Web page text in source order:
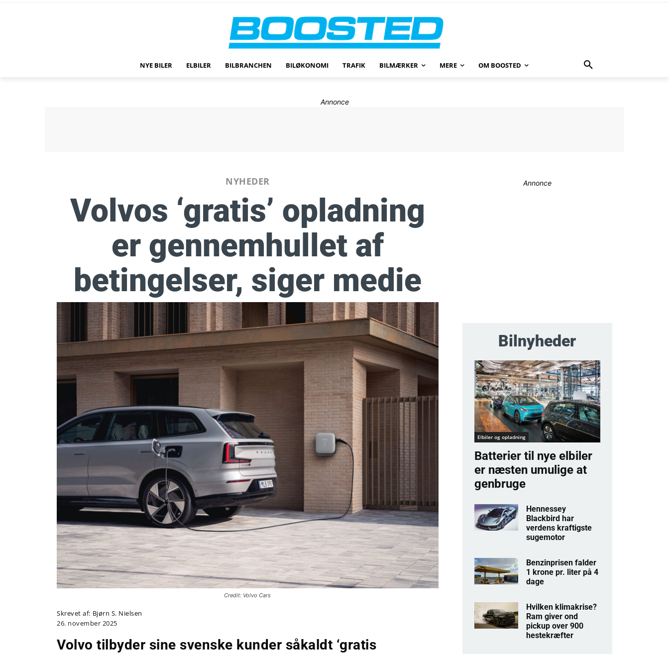
NYE BILER ELBILER BILBRANCHEN BILØKONOMI TRAFIK BILMÆRKER MERE OM BOOSTED
Annonce
NYHEDER
Volvos ‘gratis’ opladning
er gennemhullet af
betingelser, siger medie
Credit: Volvo Cars
Skrevet af: Bjørn S. Nielsen
26. november 2025
Volvo tilbyder sine svenske kunder såkaldt ‘gratis
Annonce
Bilnyheder
Elbiler og opladning
Batterier til nye elbiler
er næsten umulige at
genbruge
Hennessey
Blackbird har
verdens kraftigste
sugemotor
Benzinprisen falder
1 krone pr. liter på 4
dage
Hvilken klimakrise?
Ram giver ond
pickup over 900
hestekræfter